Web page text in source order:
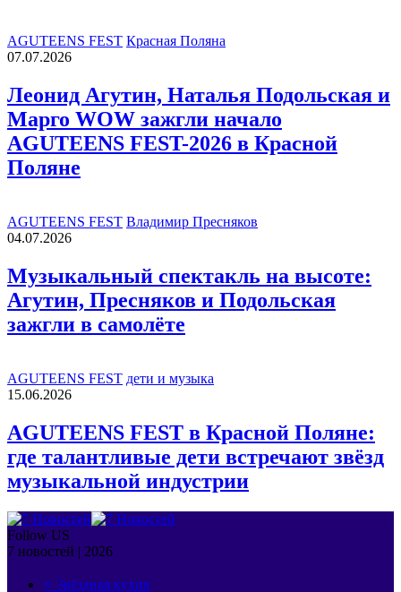
AGUTEENS FEST Красная Поляна
07.07.2026
Леонид Агутин, Наталья Подольская и
Марго WOW зажгли начало
AGUTEENS FEST-2026 в Красной
Поляне
AGUTEENS FEST Владимир Пресняков
04.07.2026
Музыкальный спектакль на высоте:
Агутин, Пресняков и Подольская
зажгли в самолёте
AGUTEENS FEST дети и музыка
15.06.2026
AGUTEENS FEST в Красной Поляне:
где талантливые дети встречают звёзд
музыкальной индустрии
Follow US
7 новостей | 2026
⭐ Звёздная кухня